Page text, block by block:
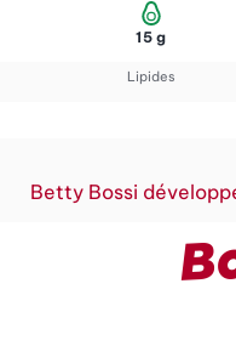
Lipides
15 g
Betty Bossi